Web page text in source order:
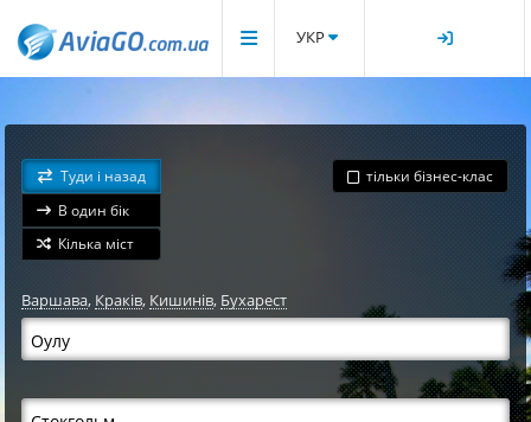
УКР
Туди і назад
В один бік
Кілька міст
тільки бізнес-клас
Варшава, Краків,Кишинів,Бухарест